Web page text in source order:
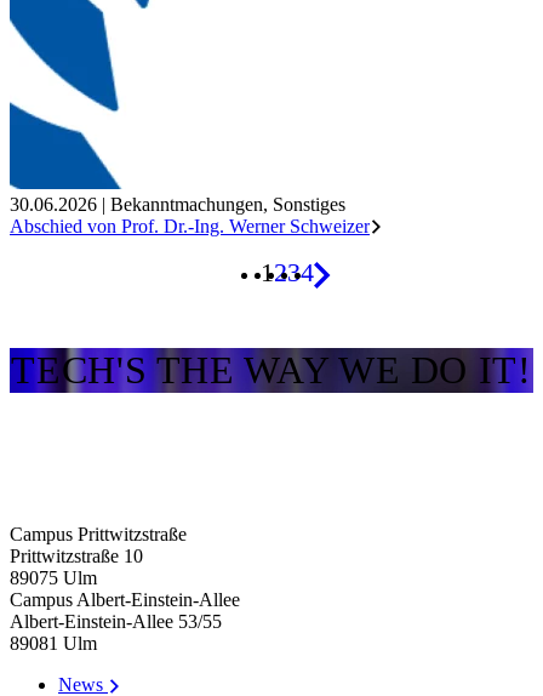
30.06.2026 | Bekanntmachungen, Sonstiges
Abschied von Prof. Dr.-Ing. Werner Schweizer
1234
TECH'S THE WAY WE DO IT!
Campus Prittwitzstraße
Prittwitzstraße 10
89075 Ulm
Campus Albert-Einstein-Allee
Albert-Einstein-Allee 53/​55
89081 Ulm
News